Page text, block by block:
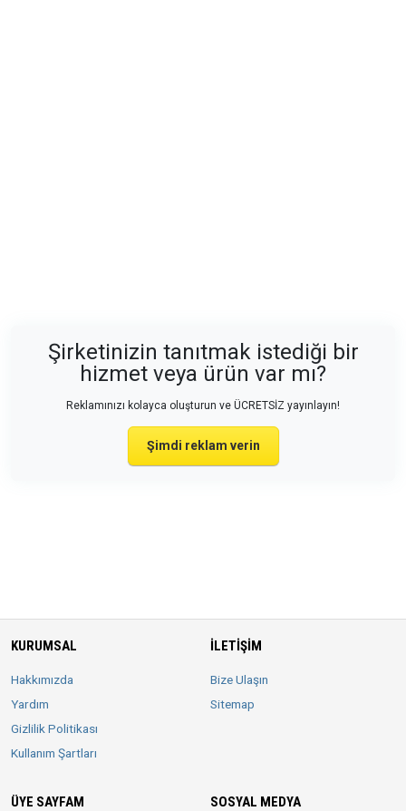
Şirketinizin tanıtmak istediği bir
hizmet veya ürün var mı?
Reklamınızı kolayca oluşturun ve ÜCRETSİZ yayınlayın!
Şimdi reklam verin
KURUMSAL
Hakkımızda
Yardım
Gizlilik Politikası
Kullanım Şartları
İLETIŞIM
Bize Ulaşın
Sitemap
ÜYE SAYFAM SOSYAL MEDYA